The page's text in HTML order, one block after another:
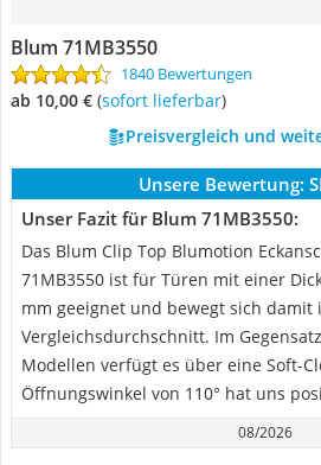
Blum 71MB3550
1840 Bewertungen
ab 10,00 € ( Sofort lieferbar)
Preisvergleich und
Unsere Bewertung:
Unser Fazit für Blum 71MB3550:
Das Blum Clip Top Blumotion
71MB3550 ist für Türen mit einer
mm geeignet und bewegt sich damit
Vergleichsdurchschnitt. Im
Modellen verfügt es über eine Soft-
Öffnungswinkel von 110° hat uns
08/2026